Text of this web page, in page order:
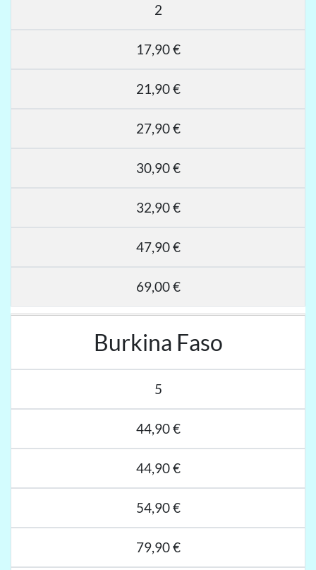
2
17,90 €
21,90 €
27,90 €
30,90 €
32,90 €
47,90 €
69,00 €
Burkina Faso
5
44,90 €
44,90 €
54,90 €
79,90 €